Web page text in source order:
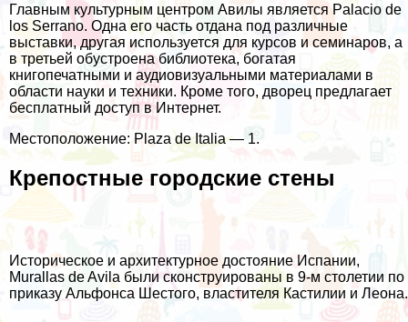
Главным культурным центром Авилы является Palacio de
los Serrano. Одна его часть отдана под различные
выставки, другая используется для курсов и семинаров, а
в третьей обустроена библиотека, богатая
книгопечатными и аудиовизуальными материалами в
области науки и техники. Кроме того, дворец предлагает
бесплатный доступ в Интернет.
Местоположение: Plaza de Italia — 1.
Крепостные городские стены
Историческое и архитектурное достояние Испании,
Murallas de Avila были сконструированы в 9-м столетии по
приказу Альфонса Шестого, властителя Кастилии и Леона.